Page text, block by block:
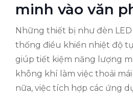
minh vào văn
Những thiết bị như đèn
thống điều khiển nhiệt độ
giúp tiết kiệm năng lượng
không khí làm việc thoải
nữa, việc tích hợp các ứng